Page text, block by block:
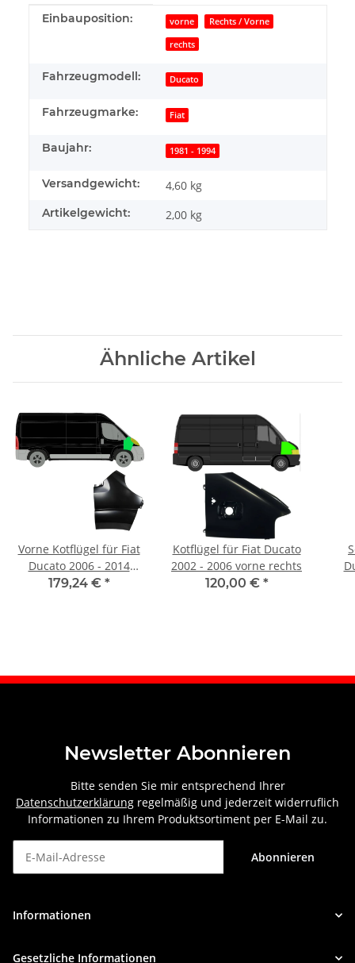
Produkteigenschaft
Wert
Einbauposition: vorne Rechts / Vorne
rechts
Fahrzeugmodell: Ducato
Fahrzeugmarke: Fiat
Baujahr: 1981 - 1994
Versandgewicht: 4,60 kg
Artikelgewicht: 2,00 kg
Ähnliche Artikel
Vorne Kotflügel für Fiat
Ducato 2006 - 2014
rechts
179,24 € *
Kotflügel für Fiat Ducato
2002 - 2006 vorne rechts
120,00 € *
Newsletter Abonnieren
Bitte senden Sie mir entsprechend Ihrer
Datenschutzerklärung regelmäßig und jederzeit widerruflich
Informationen zu Ihrem Produktsortiment per E-Mail zu.
Abonnieren
Informationen
Gesetzliche Informationen